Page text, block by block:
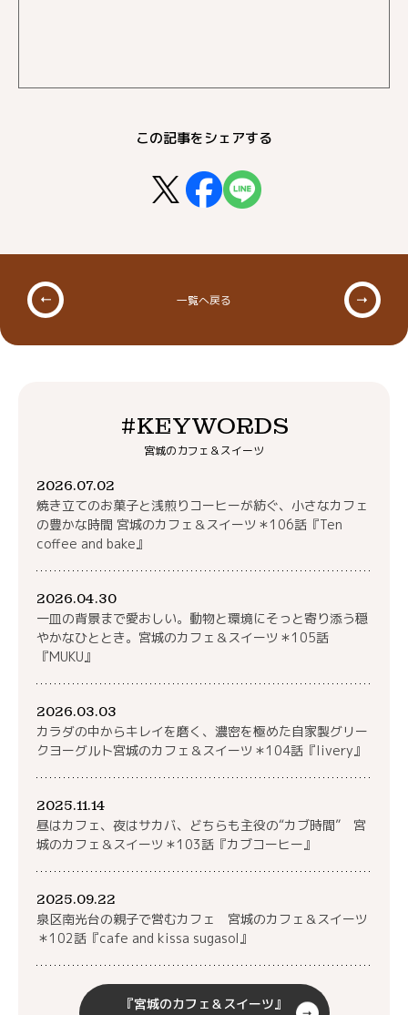
この記事をシェアする
一覧へ戻る
#KEYWORDS
宮城のカフェ＆スイーツ
2026.07.02
焼き立てのお菓子と浅煎りコーヒーが紡ぐ、小さなカフェ
の豊かな時間 宮城のカフェ＆スイーツ＊106話『Ten
coffee and bake』
2026.04.30
一皿の背景まで愛おしい。動物と環境にそっと寄り添う穏
やかなひととき。宮城のカフェ＆スイーツ＊105話
『MUKU』
2026.03.03
カラダの中からキレイを磨く、濃密を極めた自家製グリー
クヨーグルト宮城のカフェ＆スイーツ＊104話『livery』
2025.11.14
昼はカフェ、夜はサカバ、どちらも主役の“カブ時間” 宮
城のカフェ＆スイーツ＊103話『カブコーヒー』
2025.09.22
泉区南光台の親子で営むカフェ 宮城のカフェ＆スイーツ
＊102話『cafe and kissa sugasol』
『宮城のカフェ＆スイーツ』